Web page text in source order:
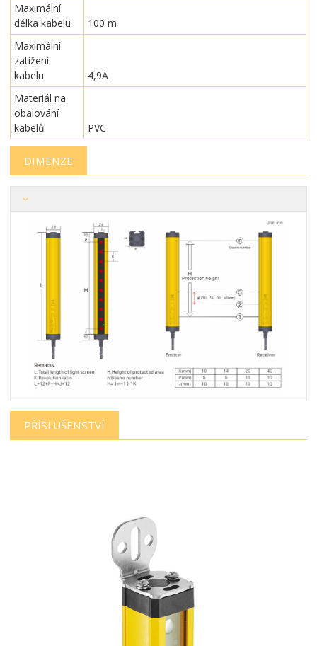
Maximální
délka kabelu
100 m
Maximální
zatížení
kabelu
4,9A
Materiál na
obalování
kabelů
PVC
DIMENZE
PŘÍSLUŠENSTVÍ